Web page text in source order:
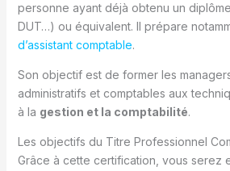
personne ayant déjà obtenu un
DUT…) ou équivalent. Il prépare
d’assistant comptable.
Son objectif est de former les
administratifs et comptables aux
à la gestion et la comptabilité.
Les objectifs du Titre Professionnel
Grâce à cette certification, vous serez